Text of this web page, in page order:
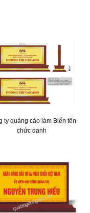
ty quảng cáo làm Biển tên
chức danh